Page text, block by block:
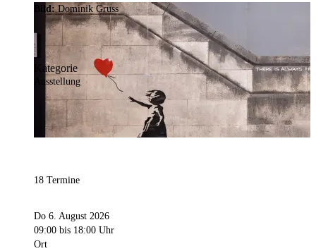
Bild:Dominik Gruss
Kategorie
Ausstellung
18 Termine
Do 6. August 2026
09:00 bis 18:00 Uhr
Ort